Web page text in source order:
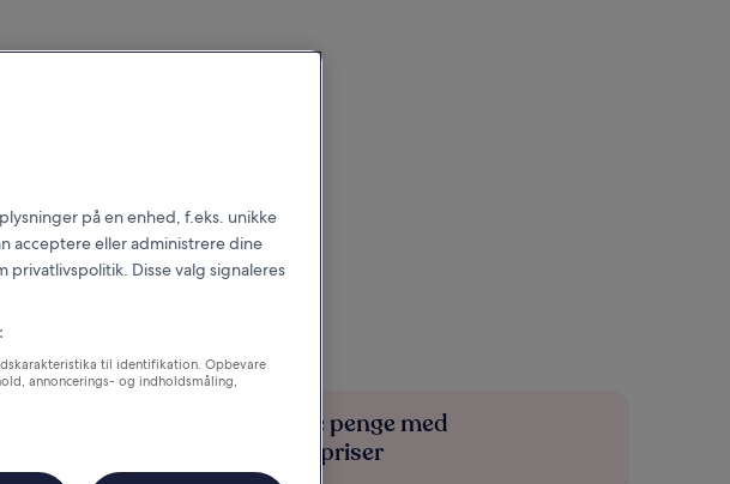
Spar flere penge med
medlemspriser
på en enhed, f.eks. unikke
acceptere eller administrere dine
Disse valg signaleres
til identifikation. Opbevare
annoncerings- og indholdsmåling,